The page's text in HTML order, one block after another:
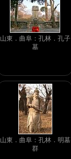
山東．曲阜：孔林．孔子
墓
山東．曲阜：孔林．明墓
群